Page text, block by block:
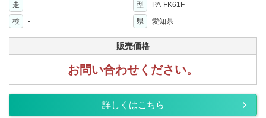
走 - 型
PA-FK61F
検
- 県 愛知県
販売価格
お問い合わせください。
詳しくはこちら